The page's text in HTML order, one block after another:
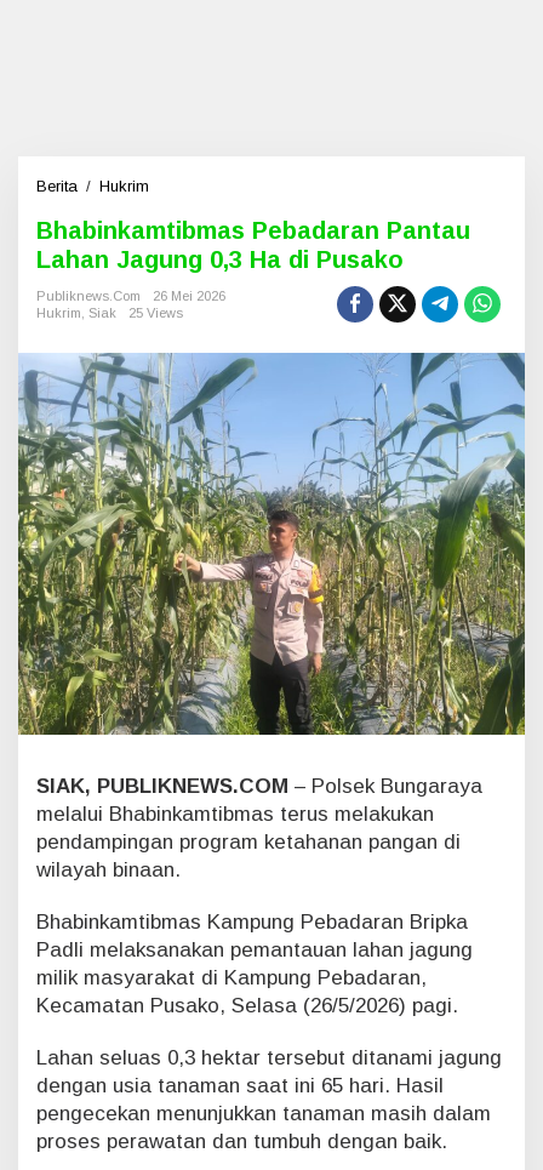
Berita / Hukrim
a
b
i
n
m
t
i
b
m
a
s
P
e
b
a
d
a
r
a
n
P
t
u
L
h
a
n
a
u
n
g
,
Bhabinkamtibmas Pebadaran Pantau
Lahan Jagung 0,3 Ha di Pusako
Publiknews.com
26 Mei 2026
Hukrim Siak 25 Views
SIAK, PUBLIKNEWS.COM – Polsek Bungaraya
melalui Bhabinkamtibmas terus melakukan
pendampingan program ketahanan pangan di
wilayah binaan.
Bhabinkamtibmas Kampung Pebadaran Bripka
Padli melaksanakan pemantauan lahan jagung
milik masyarakat di Kampung Pebadaran,
Kecamatan Pusako, Selasa (26/5/2026) pagi.
Lahan seluas 0,3 hektar tersebut ditanami jagung
dengan usia tanaman saat ini 65 hari. Hasil
pengecekan menunjukkan tanaman masih dalam
proses perawatan dan tumbuh dengan baik.